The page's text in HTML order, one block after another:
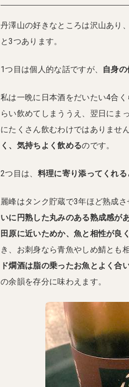
丹澤山の好きなところは沢山あり
と3つあります。
1つ目は個人的な話ですが、 自身
私は一晩に日本酒をだいたい4合
らい飲めてしまううえ、翌日にま
にたくさん飲むわけではありませ
く、気持ちよく飲めるのです。
2つ目は、 料理に寄り添ってくれる
麗峰はタンク貯蔵で3年ほど熟成さ
いに円熟した丸みのある熟成感が
田原に近いためか、魚と相性が良
き、お刺身なら青魚やしめ鯖とも
ド燗酒は脂の乗ったお魚とよく合
の余韻を存分に味わえます。